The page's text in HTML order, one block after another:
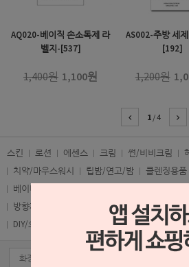
AQ020-베이직 손소독제 라
벨지-[537]
1,400원 1,100원
AS002-주방 세
[192]
1,200원
1 /4
스킨 로션 에센스 크림 썬/비비크림
치약/마우스워시
립밤/연고/밤 클렌징용품
베이비용품
방향제/패브릭
호흡용품 세제 아로마에
DIY/오가닉인증마크
타이포그래피티 화장